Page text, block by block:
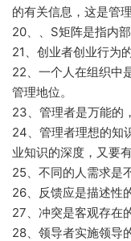
的有关信息，这是管
20、、S矩阵是指内
21、创业者创业行为
22、一个人在组织中
管理地位。
23、管理者是万能的
24、管理者理想的知
业知识的深度，又要
25、不同的人需求是
26、反馈应是描述性
27、冲突是客观存在
28、领导者实施领导